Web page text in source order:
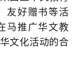
友好赠书等活
马推广华文教
文化活动的合